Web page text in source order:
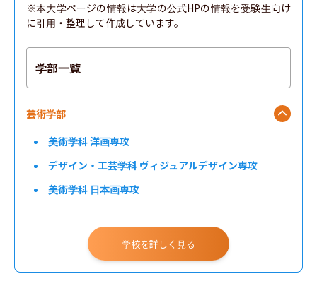
※本大学ページの情報は大学の公式HPの情報を受験生向け
に引用・整理して作成しています。
学部一覧
芸術学部
美術学科 洋画専攻
デザイン・工芸学科 ヴィジュアルデザイン専攻
美術学科 日本画専攻
学校を詳しく見る